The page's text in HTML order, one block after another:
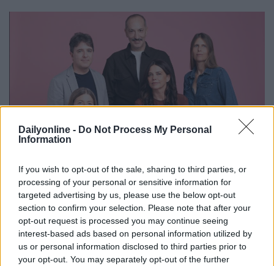
Dailyonline - Do Not Process My Personal
Information
If you wish to opt-out of the sale, sharing to third parties, or
processing of your personal or sensitive information for
targeted advertising by us, please use the below opt-out
section to confirm your selection. Please note that after your
opt-out request is processed you may continue seeing
interest-based ads based on personal information utilized by
us or personal information disclosed to third parties prior to
your opt-out. You may separately opt-out of the further
AGENZIE
Redazione 15/04/2026
YAM112003 chiude il 2025 con ricavi a 16,7 milioni in
crescita dell’11% e consolida il modello “Make Love,
not Ads”